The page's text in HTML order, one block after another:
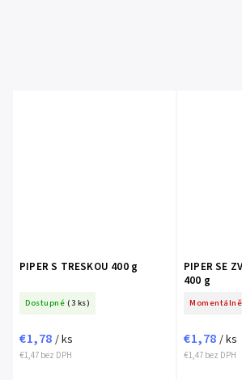
PIPER S TRESKOU 400 g
Dostupné (3 ks)
€1,47 bez DPH
€1,78 / ks
PIPER SE
400 g
€1,47 bez DPH
€1,78 / ks